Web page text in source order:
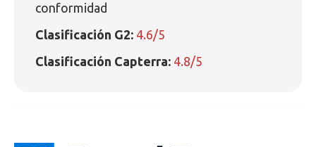
conformidad
Clasificación G2: 4.6/5
Clasificación Capterra: 4.8/5